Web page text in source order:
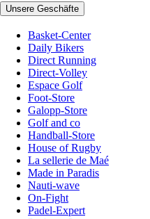
Unsere Geschäfte
Basket-Center
Daily Bikers
Direct Running
Direct-Volley
Espace Golf
Foot-Store
Galopp-Store
Golf and co
Handball-Store
House of Rugby
La sellerie de Maé
Made in Paradis
Nauti-wave
On-Fight
Padel-Expert